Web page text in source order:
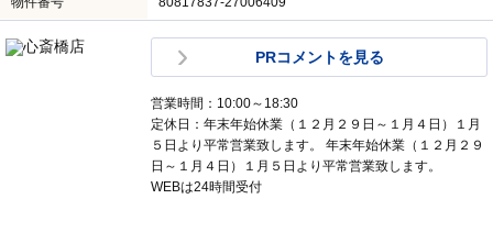
PRコメントを見る
営業時間：10:00～18:30
定休日：年末年始休業（１２月２９日～１月４日）１月
５日より平常営業致します。 年末年始休業（１２月２９
日～１月４日）１月５日より平常営業致します。
WEBは24時間受付